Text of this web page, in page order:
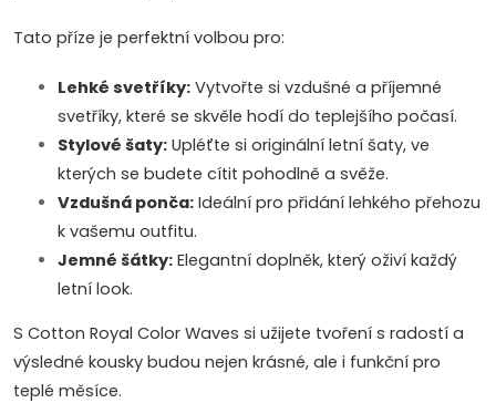
Tato příze je perfektní volbou pro:
Lehké svetříky: Vytvořte si vzdušné a příjemné
svetříky, které se skvěle hodí do teplejšího počasí.
Stylové šaty: Upléťte si originální letní šaty, ve
kterých se budete cítit pohodlně a svěže.
Vzdušná ponča: Ideální pro přidání lehkého přehozu
k vašemu outfitu.
Jemné šátky: Elegantní doplněk, který oživí každý
letní look.
S Cotton Royal Color Waves si užijete tvoření s radostí a
výsledné kousky budou nejen krásné, ale i funkční pro
teplé měsíce.